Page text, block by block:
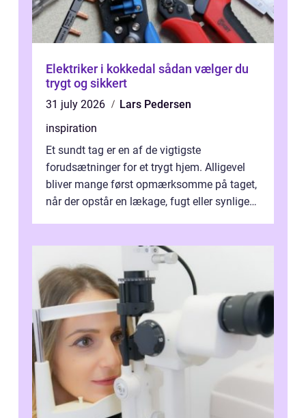
Elektriker i kokkedal sådan vælger du
trygt og sikkert
31 july 2026
Lars Pedersen
inspiration
Et sundt tag er en af de vigtigste
forudsætninger for et trygt hjem. Alligevel
bliver mange først opmærksomme på taget,
når der opstår en lækage, fugt eller synlige